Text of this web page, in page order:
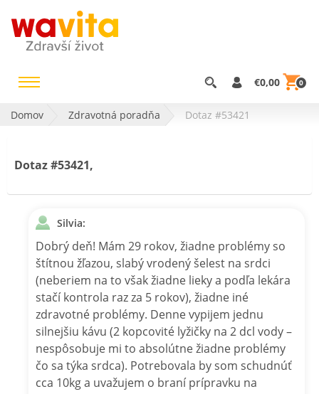
€0,00 0
Domov Zdravotná poradňa Dotaz #53421
Dotaz #53421,
Silvia:
Dobrý deň! Mám 29 rokov, žiadne problémy so
štítnou žľazou, slabý vrodený šelest na srdci
(neberiem na to však žiadne lieky a podľa lekára
stačí kontrola raz za 5 rokov), žiadne iné
zdravotné problémy. Denne vypijem jednu
silnejšiu kávu (2 kopcovité lyžičky na 2 dcl vody –
nespôsobuje mi to absolútne žiadne problémy
čo sa týka srdca). Potrebovala by som schudnúť
cca 10kg a uvažujem o braní prípravku na